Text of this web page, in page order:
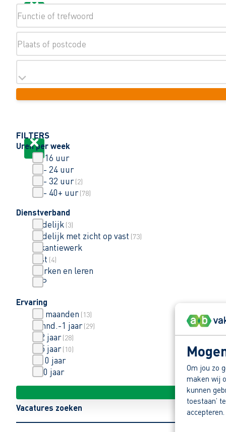
Om jou zo
maken wij
kunnen
toestaan’
FILTERS
Uren per week
0 - 16 uur
16 - 24 uur
24 - 32 uur(2)
32 - 40+ uur(78)
Dienstverband
Tijdelijk (3)
Tijdelijk met zicht op vast (73)
Vakantiewerk
Vast (4)
Werken en leren
ZZP
Ervaring
< 6 maanden (13)
6 mnd.-1 jaar(29)
1-2 jaar(28)
3-5 jaar(10)
6-10 jaar
> 10 jaar
Vacatures zoeken